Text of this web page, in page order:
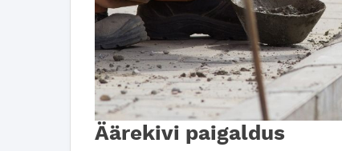
Äärekivi paigaldus